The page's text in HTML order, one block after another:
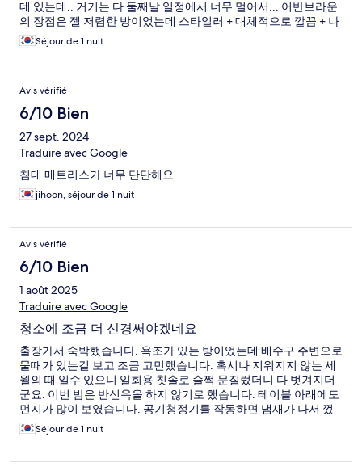
데 있는데.. 거기는 다 둘째날 일정에서 너무 멀어서... 어반브라운
의 장점은 젤 저렴한 방이었는데 스타일러 + 대체적으로 깔끔 + 나
름 여유있는 주차장 이었습니다. 비슷한 일정으로 다시 대전을 방
문해야 한다면 다시 숙박할 의사 있습니다.
Séjour de 1 nuit
Avis vérifié
6/10 Bien
27 sept. 2024
Traduire avec Google
침대 매트리스가 너무 단단해요
jihoon, séjour de 1 nuit
Avis vérifié
6/10 Bien
1 août 2025
Traduire avec Google
청소에 조금 더 신경써야겠네요
출장가서 숙박했습니다. 욕조가 있는 방이었는데 배수구 주변으로
물때가 있는걸 보고 조금 고민했습니다. 혹시나 지워지지 않는 세
월의 때 일수 있으니 일회용 칫솔로 슬쩍 문질렀더니 다 벗겨지더
군요. 이번 밤은 반신욕을 하지 않기로 했습니다. 테이블 아래에도
먼지가 많이 보였습니다. 공기청정기를 작동하면 냄새가 나서 껐
습니다. 청소에 조금 더 신경써주세요
Séjour de 1 nuit